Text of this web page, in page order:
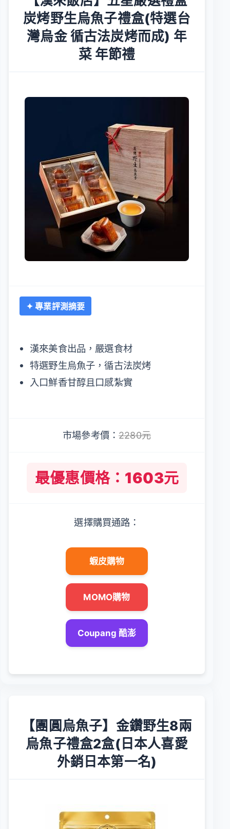
炭烤野生烏魚子禮盒(特選台
灣烏金 循古法炭烤而成) 年
菜 年節禮
✦ 專業評測摘要
漢來美食出品，嚴選食材
特選野生烏魚子，循古法炭烤
入口鮮香甘醇且口感紮實
市場參考價：2280元
最優惠價格：1603元
選擇購買通路：
蝦皮購物
MOMO購物
Coupang 酷澎
【團圓烏魚子】金鑽野生8兩
烏魚子禮盒2盒(日本人喜愛
外銷日本第一名)